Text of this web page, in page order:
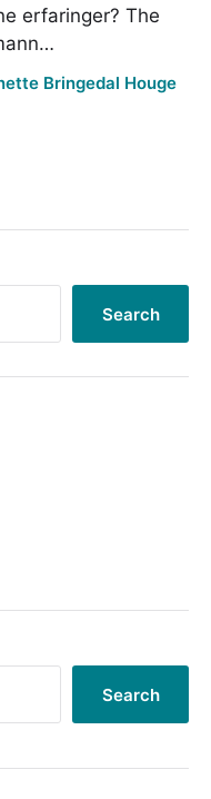
erfaringer? The
Bringedal Houge
Search
Search